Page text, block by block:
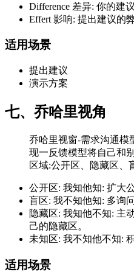
Difference 差异: 你的建
Effert 影响: 提出建议的
适用场景
提出建议
演示方案
七、乔哈里视角
乔哈里视窗-需求沟通模
现一反馈模型将自己和
区域:公开区、隐藏区、
公开区: 我知他知: 扩大
盲区: 我不知他知: 多询
隐藏区: 我知他不知: 主
己的隐藏区。
未知区: 我不知他不知:
适用场景